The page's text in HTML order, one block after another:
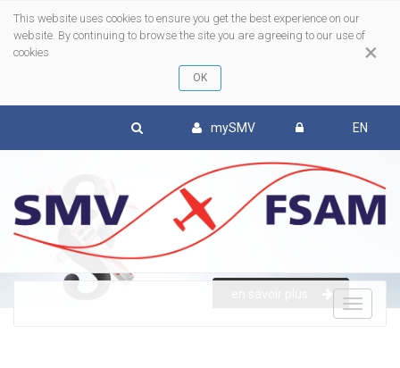
×
This website uses cookies to ensure you get the best experience on our
website. By continuing to browse the site you are agreeing to our use of
cookies
mySMV EN